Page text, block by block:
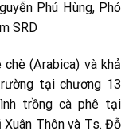
Phú Hùng, Phó
SRD
(Arabica) và khả
tại chương 13
trồng cà phê tại
Xuân Thôn và Ts. Đỗ